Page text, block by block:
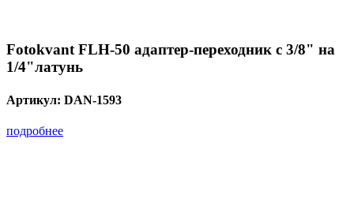
Fotokvant FLH-50 адаптер-переходник с 3/8" на
1/4"латунь
Артикул: DAN-1593
подробнее